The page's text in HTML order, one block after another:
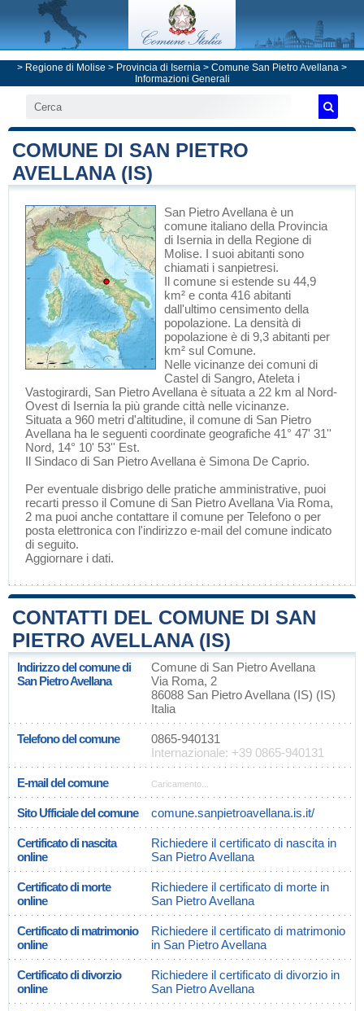
> Regione di Molise > Provincia di Isernia > Comune San Pietro Avellana >
Informazioni Generali
COMUNE DI SAN PIETRO
AVELLANA (IS)
San Pietro Avellana è un
comune italiano della Provincia
di Isernia in della Regione di
Molise. I suoi abitanti sono
chiamati i sanpietresi.
Il comune si estende su 44,9
km² e conta 416 abitanti
dall'ultimo censimento della
popolazione. La densità di
popolazione è di 9,3 abitanti per
km² sul Comune.
Nelle vicinanze dei comuni di
Castel di Sangro, Ateleta i
Vastogirardi, San Pietro Avellana è situata a 22 km al Nord-
Ovest di Isernia la più grande città nelle vicinanze.
Situata a 960 metri d'altitudine, il comune di San Pietro
Avellana ha le seguenti coordinate geografiche 41° 47' 31''
Nord, 14° 10' 53'' Est.
Il Sindaco di San Pietro Avellana è Simona De Caprio.
Per eventuale disbrigo delle pratiche amministrative, puoi
recarti presso il Comune di San Pietro Avellana Via Roma,
2 ma puoi anche contattare il comune per Telefono o per
posta elettronica con l'indirizzo e-mail del comune indicato
di seguito.
Aggiornare i dati.
CONTATTI DEL COMUNE DI SAN
PIETRO AVELLANA (IS)
Indirizzo del comune di
San Pietro Avellana
Comune di San Pietro Avellana
Via Roma, 2
86088 San Pietro Avellana (IS) (IS)
Italia
Telefono del comune
0865-940131
Internazionale: +39 0865-940131
E-mail del comune Caricamento...
Sito Ufficiale del comune comune.sanpietroavellana.is.it/
Certificato di nascita
online
Richiedere il certificato di nascita in
San Pietro Avellana
Certificato di morte
online
Richiedere il certificato di morte in
San Pietro Avellana
Certificato di matrimonio
online
Richiedere il certificato di matrimonio
in San Pietro Avellana
Certificato di divorzio
online
Richiedere il certificato di divorzio in
San Pietro Avellana